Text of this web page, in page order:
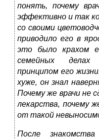
понять, почему
эффективно и так
со своими
приводило его в
это было крахом
семейных делах
принципом его
хуже, он знал
Почему же врачи не
лекарства, почему
от такой
После